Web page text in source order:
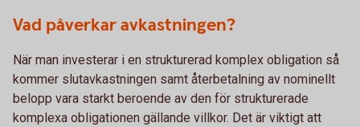
Vad påverkar avkastningen?
När man investerar i en strukturerad komplex obligation så
kommer slutavkastningen samt återbetalning av nominellt
belopp vara starkt beroende av den för strukturerade
komplexa obligationen gällande villkor. Det är viktigt att